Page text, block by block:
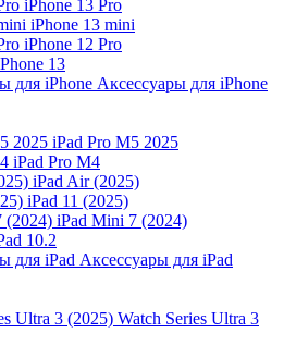
iPhone 13 Pro
iPhone 13 mini
iPhone 12 Pro
13
Аксессуары для iPhone
iPad Pro M5 2025
iPad Pro M4
iPad Air (2025)
iPad 11 (2025)
iPad Mini 7 (2024)
10.2
Аксессуары для iPad
Watch Series Ultra 3